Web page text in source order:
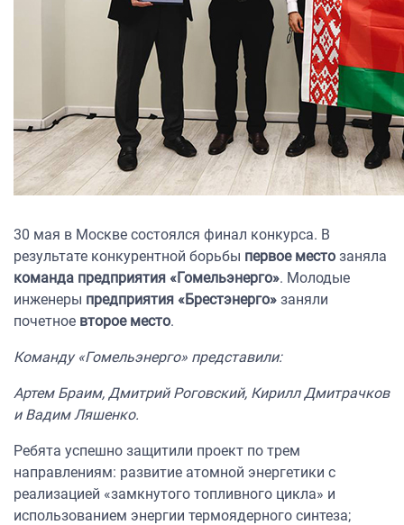
30 мая в Москве состоялся финал конкурса. В
результате конкурентной борьбы первое место заняла
команда предприятия «Гомельэнерго». Молодые
инженеры предприятия «Брестэнерго» заняли
почетное второе место.
Команду «Гомельэнерго» представили:
Артем Браим, Дмитрий Роговский, Кирилл Дмитрачков
и Вадим Ляшенко.
Ребята успешно защитили проект по трем
направлениям: развитие атомной энергетики с
реализацией «замкнутого топливного цикла» и
использованием энергии термоядерного синтеза;